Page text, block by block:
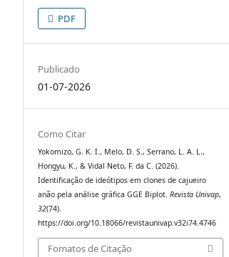
PDF
Publicado
01-07-2026
Como Citar
Yokomizo, G. K. I., Melo, D. S., Serrano, L. A. L.,
Hongyu, K., & Vidal Neto, F. da C. (2026).
Identificação de ideótipos em clones de cajueiro
anão pela análise gráfica GGE Biplot.Revista Univap,
32(74).
https://doi.org/10.18066/revistaunivap.v32i74.4746
Fomatos de Citação